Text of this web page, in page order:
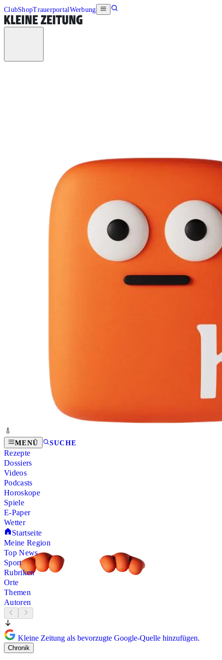
ClubShopTrauerportalWerbung
MENÜ SUCHE
Rezepte
Dossiers
Videos
Podcasts
Horoskope
Spiele
E-Paper
Wetter
Startseite
Meine Region
Top News
Sport
Rubriken
Orte
Themen
Autoren
Kleine Zeitung als bevorzugte Google-Quelle hinzufügen.
Chronik